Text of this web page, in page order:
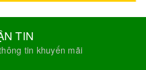
TIN
tin khuyến mãi